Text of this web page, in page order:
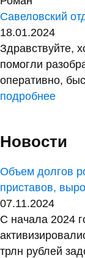
Савеловский
18.01.2024
Здравствуйте,
помогли
оперативно,
подробнее
Новости
Объем долгов
приставов,
07.11.2024
С начала 2024
трлн рублей